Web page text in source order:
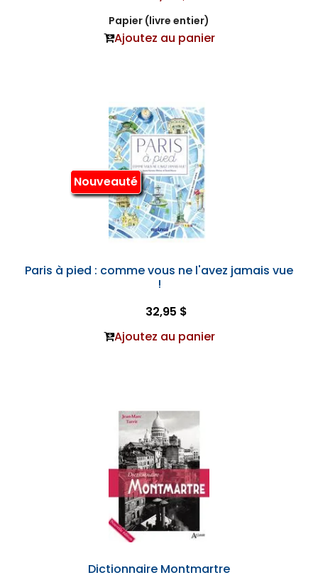
Papier (livre entier)
Ajoutez au panier
Nouveauté
Paris à pied : comme vous ne l'avez jamais vue
!
32,95 $
Ajoutez au panier
Dictionnaire Montmartre